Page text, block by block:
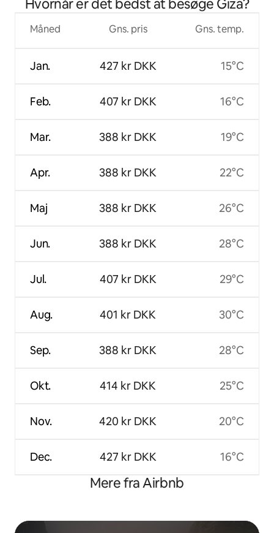
Hvornår er det bedst at besøge Giza?
Måned
Jan.
Feb.
Mar.
Apr.
Maj
Jun.
Jul.
Aug.
Sep.
Okt.
Nov.
Dec.
Gns. pris
427 kr DKK
407 kr DKK
388 kr DKK
388 kr DKK
388 kr DKK
388 kr DKK
407 kr DKK
401 kr DKK
388 kr DKK
414 kr DKK
420 kr DKK
427 kr DKK
Gns. temp.
15°C
16°C
19°C
22°C
26°C
28°C
29°C
30°C
28°C
25°C
20°C
16°C
Mere fra Airbnb